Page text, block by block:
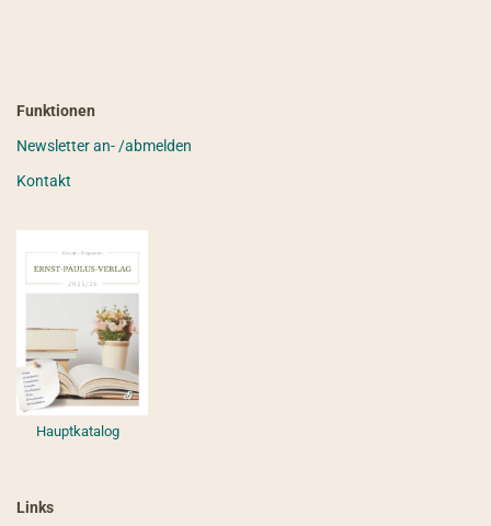
Funktionen
Newsletter an- /abmelden
Kontakt
Hauptkatalog
Links